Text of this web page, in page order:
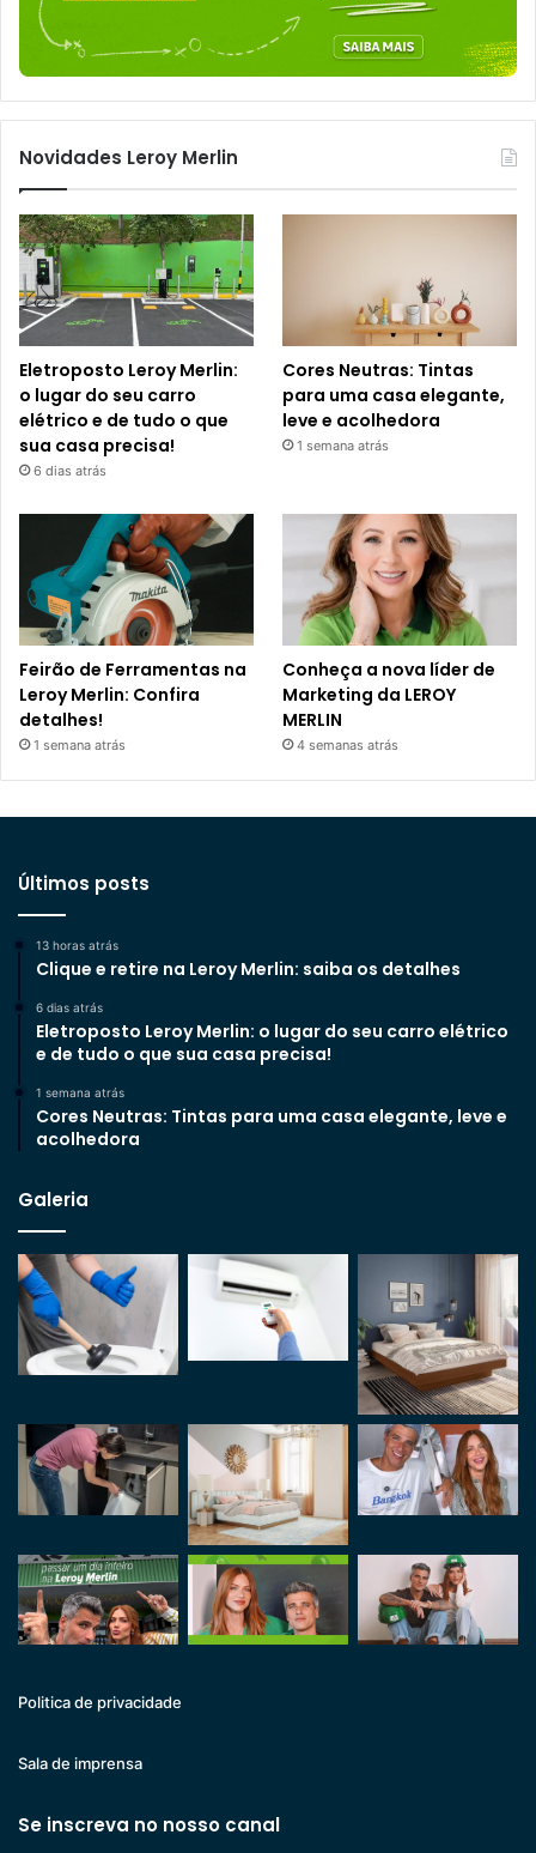
Novidades Leroy Merlin
Eletroposto Leroy Merlin:
o lugar do seu carro
elétrico e de tudo o que
sua casa precisa!
6 dias atrás
Cores Neutras: Tintas
para uma casa elegante,
leve e acolhedora
1 semana atrás
Feirão de Ferramentas na
Leroy Merlin: Confira
detalhes!
1 semana atrás
Conheça a nova líder de
Marketing da LEROY
MERLIN
4 semanas atrás
Últimos posts
13 horas atrás
Clique e retire na Leroy Merlin: saiba os detalhes
6 dias atrás
Eletroposto Leroy Merlin: o lugar do seu carro elétrico
e de tudo o que sua casa precisa!
1 semana atrás
Cores Neutras: Tintas para uma casa elegante, leve e
acolhedora
Galeria
Politica de privacidade
Sala de imprensa
Se inscreva no nosso canal